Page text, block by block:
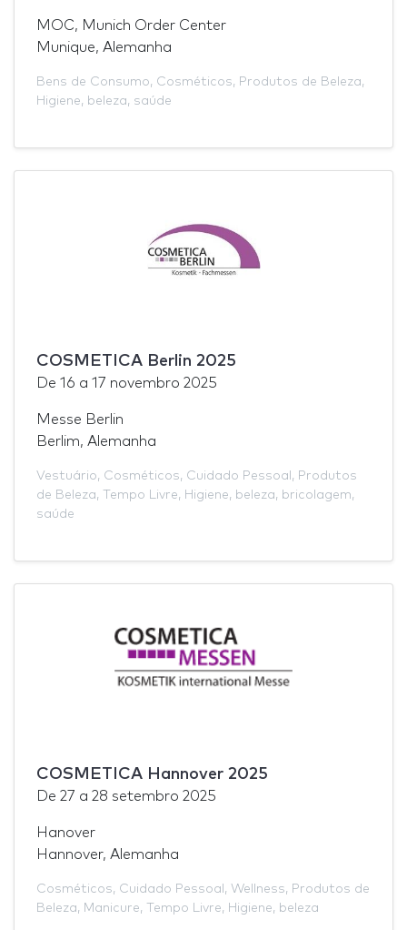
MOC, Munich Order Center
Munique, Alemanha
Bens de Consumo, Cosméticos, Produtos de Beleza,
Higiene, beleza, saúde
COSMETICA Berlin 2025
De 16 a 17 novembro 2025
Messe Berlin
Berlim, Alemanha
Vestuário, Cosméticos, Cuidado Pessoal , Produtos
de Beleza, Tempo Livre, Higiene, beleza, bricolagem,
saúde
COSMETICA Hannover 2025
De 27 a 28 setembro 2025
Hanover
Hannover, Alemanha
Cosméticos, Cuidado Pessoal , Wellness, Produtos de
Beleza, Manicure, Tempo Livre, Higiene, beleza